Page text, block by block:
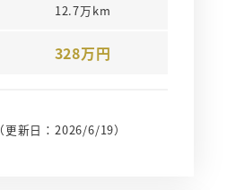
12.7万km
328万円
（更新日：2026/6/19）